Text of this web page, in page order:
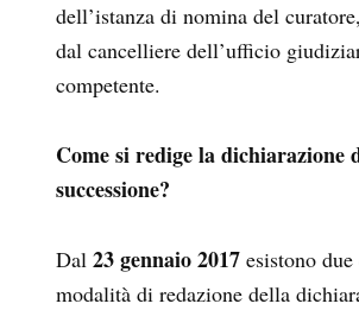
dell’istanza di nomina del
dal cancelliere dell’ufficio
competente.
Come si redige la dichiarazione
successione?
Dal 23 gennaio 2017 esistono
modalità di redazione della